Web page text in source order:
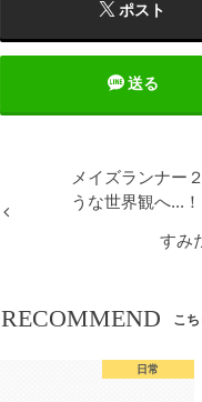
ポスト
送る
メイズランナー
うな世界観へ...！
すみ
RECOMMEND こ
日常